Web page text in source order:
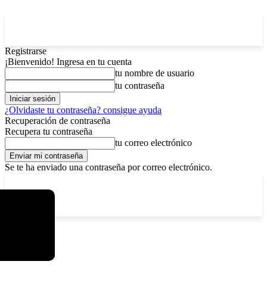
Registrarse
¡Bienvenido! Ingresa en tu cuenta
tu nombre de usuario
tu contraseña
¿Olvidaste tu contraseña? consigue ayuda
Recuperación de contraseña
Recupera tu contraseña
tu correo electrónico
Se te ha enviado una contraseña por correo electrónico.